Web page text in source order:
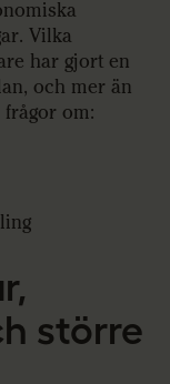
. Vilka
har gjort en
och mer än
om:
större